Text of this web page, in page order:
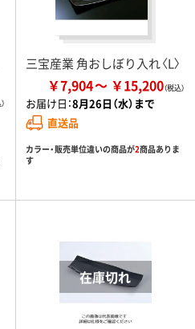
三宝産業 角おしぼり入れ〈L〉
￥7,904 ￥15,200
お届け日：8月26日（水）まで
直送品
カラー・販売単位違いの商品が2商品ありま
す